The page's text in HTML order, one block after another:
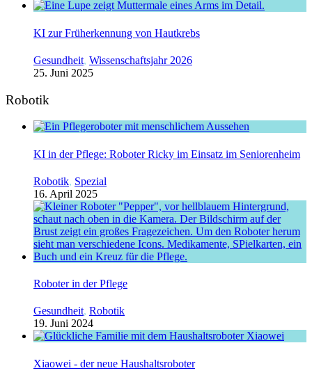
KI zur Früherkennung von Hautkrebs
Gesundheit, Wissenschaftsjahr 2026
25. Juni 2025
Robotik
KI in der Pflege: Roboter Ricky im Einsatz im Seniorenheim
Robotik, Spezial
16. April 2025
Roboter in der Pflege
Gesundheit, Robotik
19. Juni 2024
Xiaowei - der neue Haushaltsroboter